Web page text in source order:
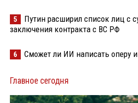
5
Путин расширил список лиц с
заключения контракта с ВС РФ
6 Сможет ли ИИ написать оперу
Главное сегодня